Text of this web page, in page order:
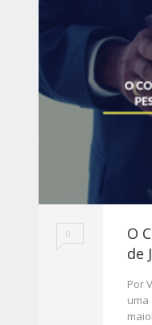
0
O
de
Por
uma